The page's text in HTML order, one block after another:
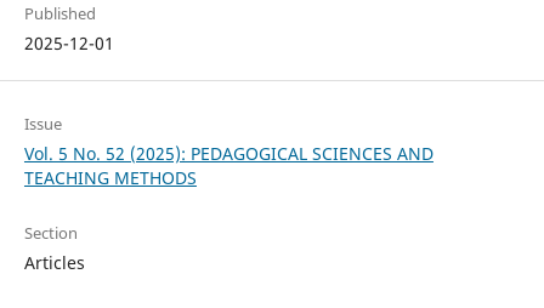
Published
2025-12-01
Issue
Vol. 5 No. 52 (2025): PEDAGOGICAL SCIENCES AND
TEACHING METHODS
Section
Articles